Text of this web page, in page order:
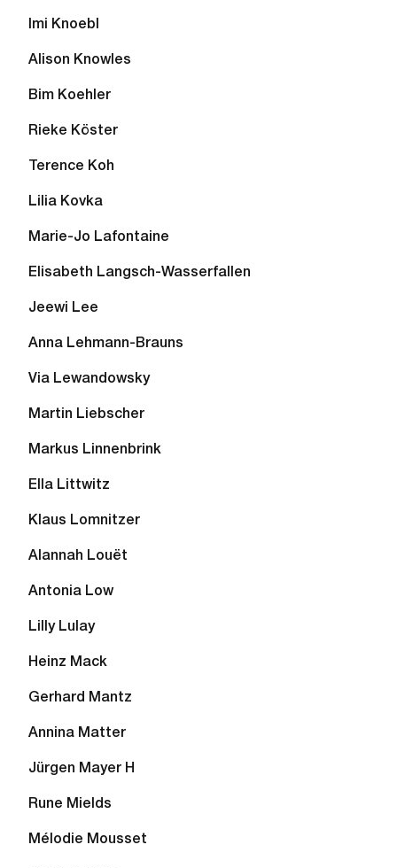
Imi Knoebl
Alison Knowles
Bim Koehler
Rieke Köster
Terence Koh
Lilia Kovka
Marie-Jo Lafontaine
Elisabeth Langsch-Wasserfallen
Jeewi Lee
Anna Lehmann-Brauns
Via Lewandowsky
Martin Liebscher
Markus Linnenbrink
Ella Littwitz
Klaus Lomnitzer
Alannah Louët
Antonia Low
Lilly Lulay
Heinz Mack
Gerhard Mantz
Annina Matter
Jürgen Mayer H
Rune Mields
Mélodie Mousset